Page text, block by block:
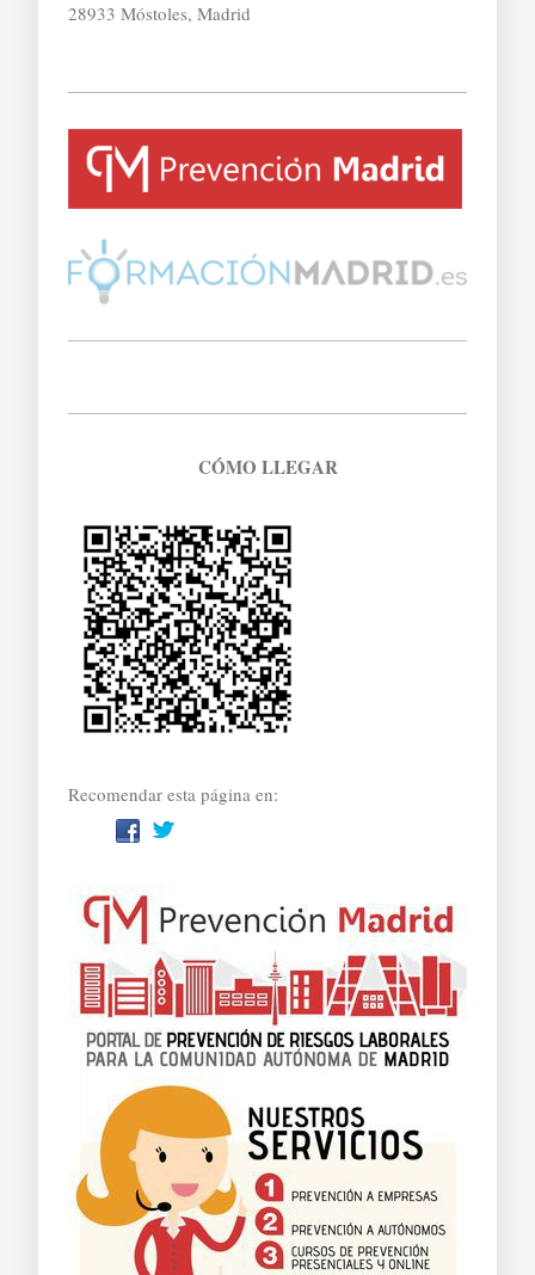
28933 Móstoles, Madrid
CÓMO LLEGAR
Recomendar esta página en: